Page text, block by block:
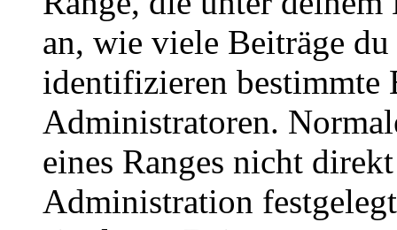
an, wie viele Beiträge
identifizieren bestimmte
Administratoren.
eines Ranges nicht
Administration